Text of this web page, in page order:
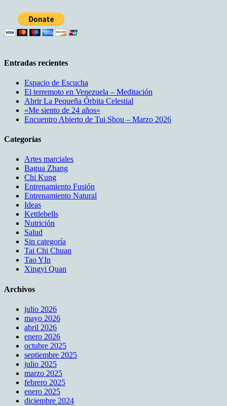
Entradas recientes
Espacio de Escucha
El terremoto en Venezuela – Meditación
Abrir La Pequeña Órbita Celestial
«Me siento de 24 años»
Encuentro Abierto de Tui Shou – Marzo 2026
Categorías
Artes marciales
Bagua Zhang
Chi Kung
Entrenamiento Fusión
Entrenamiento Natural
Ideas
Kettlebells
Nutrición
Salud
Sin categoría
Tai Chi Chuan
Tao YIn
Xingyi Quan
Archivos
julio 2026
mayo 2026
abril 2026
enero 2026
octubre 2025
septiembre 2025
julio 2025
marzo 2025
febrero 2025
enero 2025
diciembre 2024